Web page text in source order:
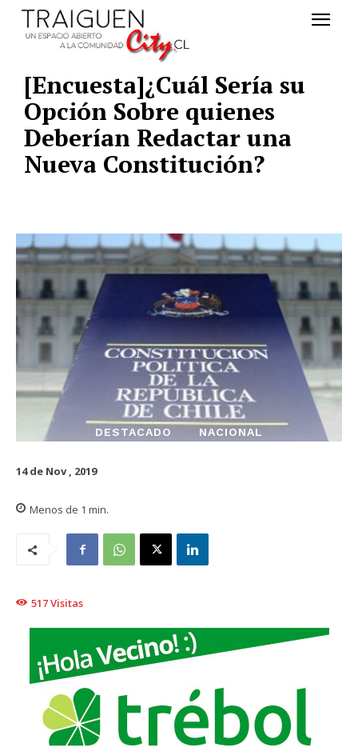
[Encuesta]¿Cuál Sería su
Opción Sobre quienes
Deberían Redactar una
Nueva Constitución?
DESTACADO NACIONAL
14 de Nov , 2019
Menos de 1 min.
517Visitas